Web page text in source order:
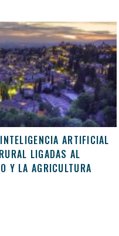
ARTIFICIAL
LIGADAS AL
Y LA AGRICULTURA